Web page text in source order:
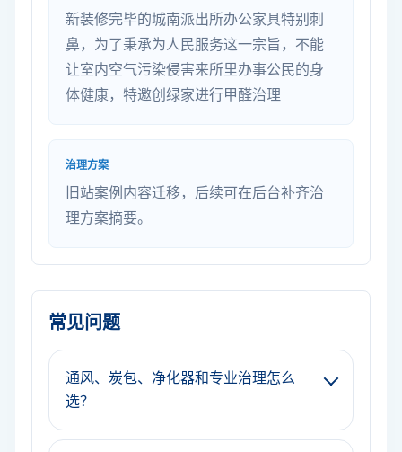
新装修完毕的城南派出所办公家具特别刺
鼻，为了秉承为人民服务这一宗旨，不能
让室内空气污染侵害来所里办事公民的身
体健康，特邀创绿家进行甲醛治理
治理方案
旧站案例内容迁移，后续可在后台补齐治
理方案摘要。
常见问题
通风、炭包、净化器和专业治理怎么
选？